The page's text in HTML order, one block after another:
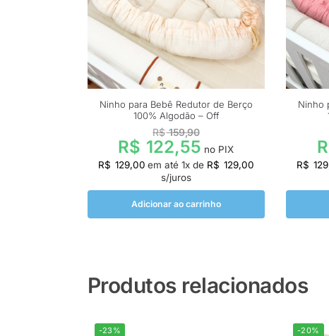
Ninho para Bebê Redutor de Berço
100% Algodão – Off
R$159,90
R$ 122,55 no PIX
R$ 129,00 em até 1x de R$ 129,00
s/juros
Adicionar ao carrinho
Ninho
R$
Produtos relacionados
-23% -20%